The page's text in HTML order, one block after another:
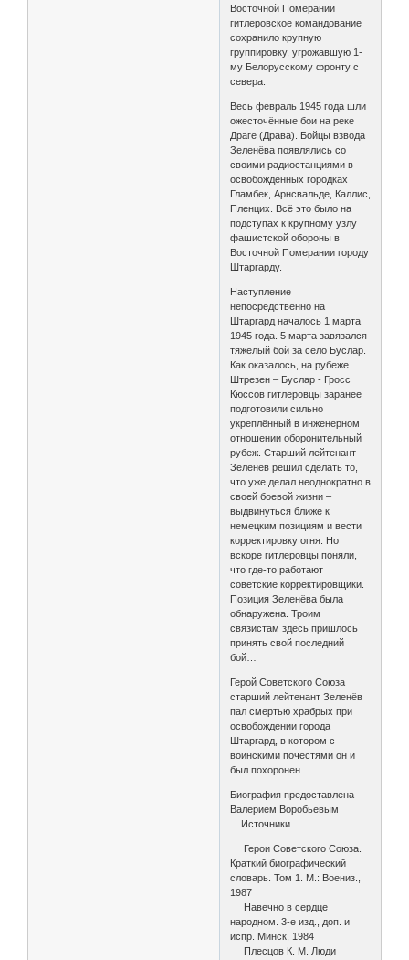
Восточной Померании
гитлеровское командование
сохранило крупную
группировку, угрожавшую 1-
му Белорусскому фронту с
севера.
Весь февраль 1945 года шли
ожесточённые бои на реке
Драге (Драва). Бойцы взвода
Зеленёва появлялись со
своими радиостанциями в
освобождённых городках
Гламбек, Арнсвальде, Каллис,
Пленцих. Всё это было на
подступах к крупному узлу
фашистской обороны в
Восточной Померании городу
Штаргарду.
Наступление
непосредственно на
Штаргард началось 1 марта
1945 года. 5 марта завязался
тяжёлый бой за село Буслар.
Как оказалось, на рубеже
Штрезен – Буслар - Гросс
Кюссов гитлеровцы заранее
подготовили сильно
укреплённый в инженерном
отношении оборонительный
рубеж. Старший лейтенант
Зеленёв решил сделать то,
что уже делал неоднократно в
своей боевой жизни –
выдвинуться ближе к
немецким позициям и вести
корректировку огня. Но
вскоре гитлеровцы поняли,
что где-то работают
советские корректировщики.
Позиция Зеленёва была
обнаружена. Троим
связистам здесь пришлось
принять свой последний
бой…
Герой Советского Союза
старший лейтенант Зеленёв
пал смертью храбрых при
освобождении города
Штаргард, в котором с
воинскими почестями он и
был похоронен…
Биография предоставлена
Валерием Воробьевым
Источники
Герои Советского Союза.
Краткий биографический
словарь. Том 1. М.: Воениз.,
1987
Навечно в сердце
народном. 3-е изд., доп. и
испр. Минск, 1984
Плесцов К. М. Люди